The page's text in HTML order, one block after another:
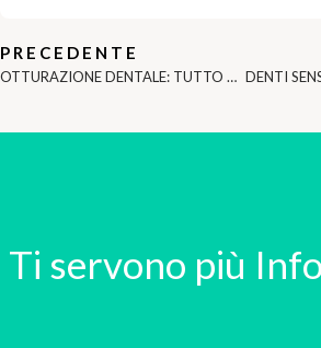
PRECEDENTE
OTTURAZIONE DENTALE: TUTTO QUELLO CHE DEVI SAPERE – NEW DENTAL PHILOSOPHY A MONTICHIARI (BS)
Ti servono più